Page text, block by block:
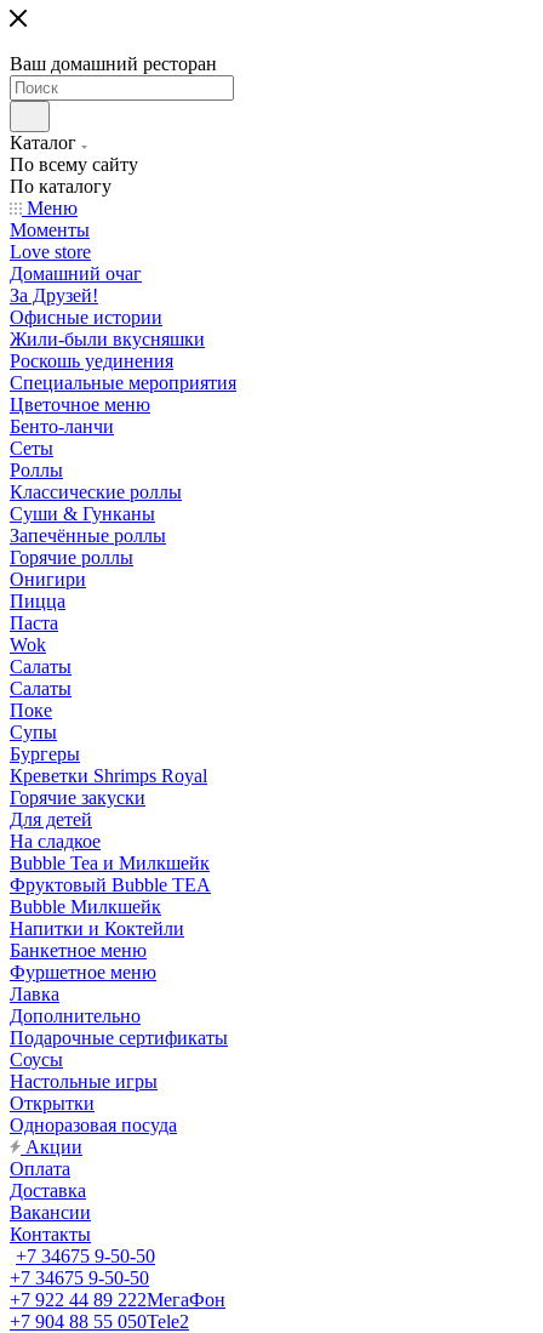
Ваш домашний ресторан
Каталог
По всему сайту
По каталогу
Меню
Моменты
Love store
Домашний очаг
За Друзей!
Офисные истории
Жили-были вкусняшки
Роскошь уединения
Специальные мероприятия
Цветочное меню
Бенто-ланчи
Сеты
Роллы
Классические роллы
Суши & Гунканы
Запечённые роллы
Горячие роллы
Онигири
Пицца
Паста
Wok
Салаты
Салаты
Поке
Супы
Бургеры
Креветки Shrimps Royal
Горячие закуски
Для детей
На сладкое
Bubble Tea и Милкшейк
Фруктовый Bubble TEA
Bubble Милкшейк
Напитки и Коктейли
Банкетное меню
Фуршетное меню
Лавка
Дополнительно
Подарочные сертификаты
Соусы
Настольные игры
Открытки
Одноразовая посуда
Акции
Оплата
Доставка
Вакансии
Контакты
+7 34675 9-50-50
+7 34675 9-50-50
+7 922 44 89 222МегаФон
+7 904 88 55 050Tele2